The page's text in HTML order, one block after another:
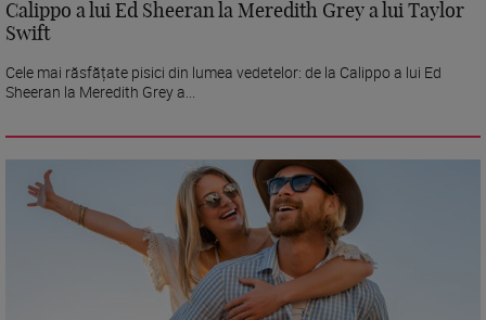
Calippo a lui Ed Sheeran la Meredith Grey a lui Taylor
Swift
Cele mai răsfățate pisici din lumea vedetelor: de la Calippo a lui Ed
Sheeran la Meredith Grey a...